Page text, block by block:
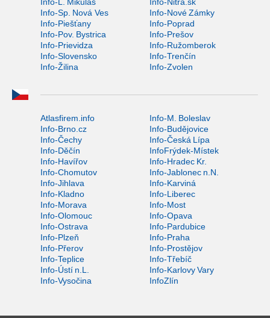
Info-Sp. Nová Ves
Info-Nové Zámky
Info-Piešťany
Info-Poprad
Info-Pov. Bystrica
Info-Prešov
Info-Prievidza
Info-Ružomberok
Info-Slovensko
Info-Trenčín
Info-Žilina
Info-Zvolen
Atlasfirem.info
Info-M. Boleslav
Info-Brno.cz
Info-Budějovice
Info-Čechy
Info-Česká Lípa
Info-Děčín
InfoFrýdek-Místek
Info-Havířov
Info-Hradec Kr.
Info-Chomutov
Info-Jablonec n.N.
Info-Jihlava
Info-Karviná
Info-Kladno
Info-Liberec
Info-Morava
Info-Most
Info-Olomouc
Info-Opava
Info-Ostrava
Info-Pardubice
Info-Plzeň
Info-Praha
Info-Přerov
Info-Prostějov
Info-Teplice
Info-Třebíč
Info-Ústí n.L.
Info-Karlovy Vary
Info-Vysočina
InfoZlín